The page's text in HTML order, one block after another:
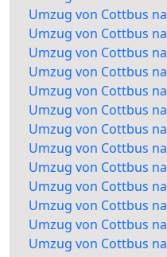
Umzug von Cottbus
Umzug von Cottbus
Umzug von Cottbus
Umzug von Cottbus
Umzug von Cottbus
Umzug von Cottbus
Umzug von Cottbus
Umzug von Cottbus
Umzug von Cottbus
Umzug von Cottbus
Umzug von Cottbus
Umzug von Cottbus
Umzug von Cottbus